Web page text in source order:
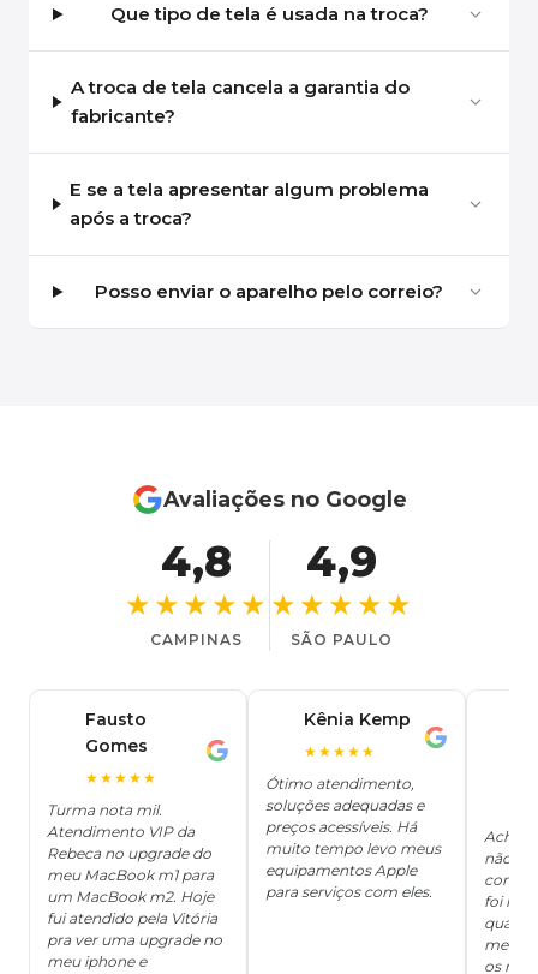
Que tipo de tela é usada na troca?
A troca de tela cancela a garantia do
fabricante?
E se a tela apresentar algum problema
após a troca?
Posso enviar o aparelho pelo correio?
Avaliações no Google
4,8
★★★★★
CAMPINAS
4,9
★★★★★
SÃO PAULO
Fausto
Gomes
★★★★★
Turma nota mil.
Atendimento VIP da
Rebeca no upgrade do
meu MacBook m1 para
um MacBook m2. Hoje
fui atendido pela Vitória
pra ver uma upgrade no
meu iphone e
Kênia Kemp
★★★★★
Ótimo atendimento,
soluções adequadas e
preços acessíveis. Há
muito tempo levo meus
equipamentos Apple
para serviços com eles.
Achei
não
foi
me
os